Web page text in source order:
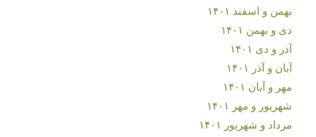
بهمن و اسفند ۱۴۰۱
دی و بهمن ۱۴۰۱
آذر و دی ۱۴۰۱
آبان و آذر ۱۴۰۱
مهر و آبان ۱۴۰۱
شهریور و مهر ۱۴۰۱
مرداد و شهریور ۱۴۰۱